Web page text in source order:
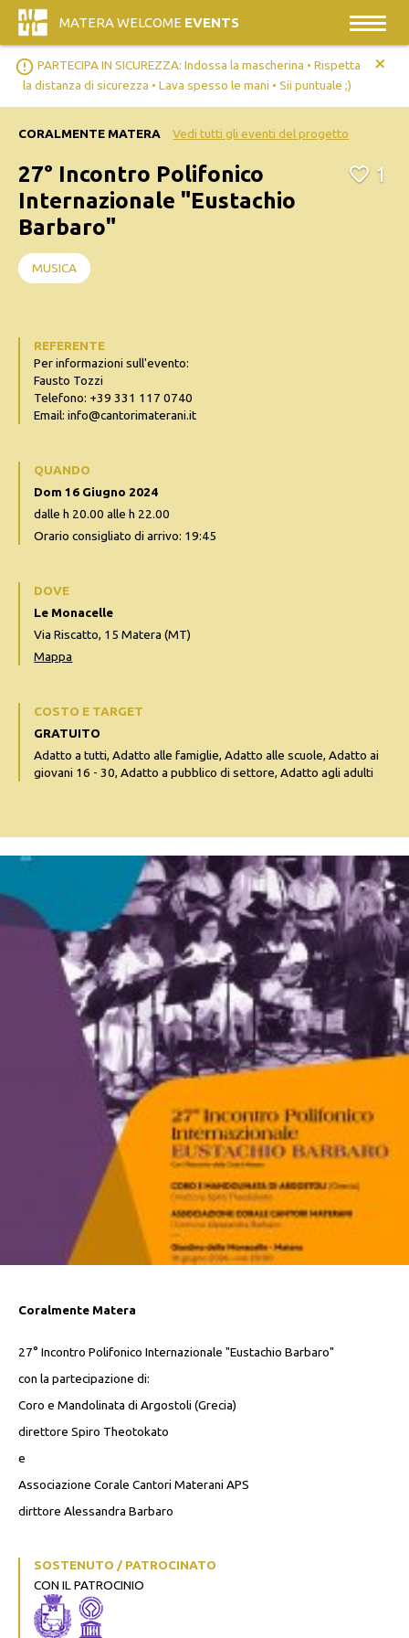
MATERA WELCOME EVENTS
error_outline PARTECIPA IN SICUREZZA: Indossa la mascherina • Rispetta
la distanza di sicurezza • Lava spesso le mani • Sii puntuale ;)
+
Coralmente Matera
27° Incontro Polifonico Internazionale "Eustachio Barbaro"
con la partecipazione di:
Coro e Mandolinata di Argostoli (Grecia)
direttore Spiro Theotokato
e
Associazione Corale Cantori Materani APS
dirttore Alessandra Barbaro
SOSTENUTO / PATROCINATO
CON IL PATROCINIO
CORALMENTE MATERA Vedi tutti gli eventi del progetto
27° Incontro Polifonico
Internazionale "Eustachio
Barbaro"
1
MUSICA
REFERENTE
Per informazioni sull'evento:
Fausto Tozzi
Telefono: +39 331 117 0740
Email: info@cantorimaterani.it
QUANDO
Dom 16 Giugno 2024
dalle h 20.00 alle h 22.00
Orario consigliato di arrivo: 19:45
DOVE
Le Monacelle
Via Riscatto, 15 Matera (MT)
Mappa
COSTO E TARGET
GRATUITO
Adatto a tutti, Adatto alle famiglie, Adatto alle scuole, Adatto ai
giovani 16 - 30, Adatto a pubblico di settore, Adatto agli adulti